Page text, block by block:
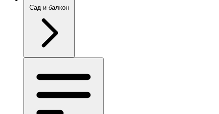
Сад и балкон